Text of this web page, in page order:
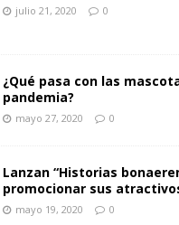
julio 21, 2020 0
¿Qué pasa con las
pandemia?
mayo 27, 2020 0
Lanzan “Historias
promocionar sus
mayo 19, 2020 0